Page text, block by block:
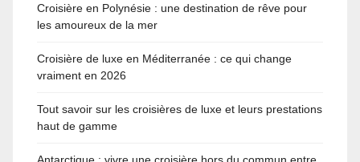
Croisière en Polynésie : une destination de rêve pour
les amoureux de la mer
Croisière de luxe en Méditerranée : ce qui change
vraiment en 2026
Tout savoir sur les croisières de luxe et leurs prestations
haut de gamme